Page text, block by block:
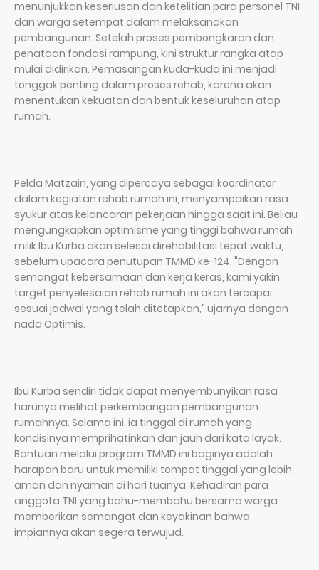
menunjukkan keseriusan dan ketelitian para personel TNI
dan warga setempat dalam melaksanakan
pembangunan. Setelah proses pembongkaran dan
penataan fondasi rampung, kini struktur rangka atap
mulai didirikan. Pemasangan kuda-kuda ini menjadi
tonggak penting dalam proses rehab, karena akan
menentukan kekuatan dan bentuk keseluruhan atap
rumah.
Pelda Matzain, yang dipercaya sebagai koordinator
dalam kegiatan rehab rumah ini, menyampaikan rasa
syukur atas kelancaran pekerjaan hingga saat ini. Beliau
mengungkapkan optimisme yang tinggi bahwa rumah
milik Ibu Kurba akan selesai direhabilitasi tepat waktu,
sebelum upacara penutupan TMMD ke-124. "Dengan
semangat kebersamaan dan kerja keras, kami yakin
target penyelesaian rehab rumah ini akan tercapai
sesuai jadwal yang telah ditetapkan," ujarnya dengan
nada Optimis.
Ibu Kurba sendiri tidak dapat menyembunyikan rasa
harunya melihat perkembangan pembangunan
rumahnya. Selama ini, ia tinggal di rumah yang
kondisinya memprihatinkan dan jauh dari kata layak.
Bantuan melalui program TMMD ini baginya adalah
harapan baru untuk memiliki tempat tinggal yang lebih
aman dan nyaman di hari tuanya. Kehadiran para
anggota TNI yang bahu-membahu bersama warga
memberikan semangat dan keyakinan bahwa
impiannya akan segera terwujud.